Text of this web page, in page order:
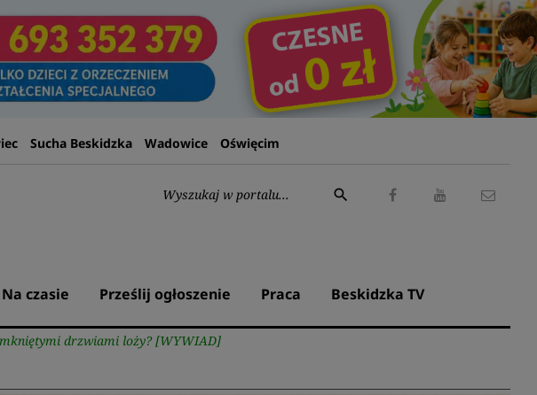
Sucha Beskidzka Wadowice Oświęcim
Wyszukaj:
search
Na czasie Prześlij ogłoszenie Praca Beskidzka TV
drzwiami loży? [WYWIAD]